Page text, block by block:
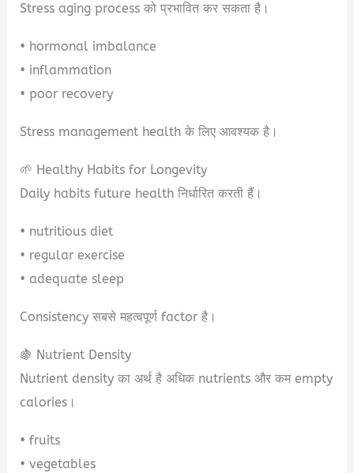
Stress aging process को प्रभावित कर सकता है।
• hormonal imbalance
• inflammation
• poor recovery
Stress management health के लिए आवश्यक है।
🌱 Healthy Habits for Longevity
Daily habits future health निर्धारित करती हैं।
• nutritious diet
• regular exercise
• adequate sleep
Consistency सबसे महत्वपूर्ण factor है।
🍇 Nutrient Density
Nutrient density का अर्थ है अधिक nutrients और कम empty
calories।
• fruits
• vegetables